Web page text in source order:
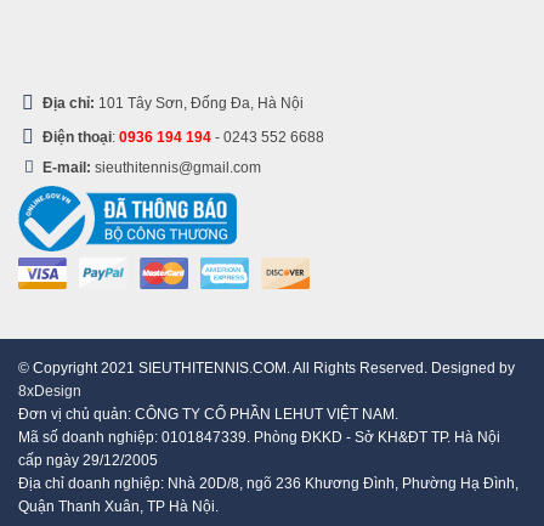
Địa chỉ: 101 Tây Sơn, Đống Đa, Hà Nội
Điện thoại: 0936 194 194 - 0243 552 6688
E-mail: sieuthitennis@gmail.com
© Copyright 2021 SIEUTHITENNIS.COM. All Rights Reserved. Designed by
8xDesign
Đơn vị chủ quản: CÔNG TY CỔ PHẦN LEHUT VIỆT NAM.
Mã số doanh nghiệp: 0101847339. Phòng ĐKKD - Sở KH&ĐT TP. Hà Nội
cấp ngày 29/12/2005
Địa chỉ doanh nghiệp: Nhà 20D/8, ngõ 236 Khương Đình, Phường Hạ Đình,
Quận Thanh Xuân, TP Hà Nội.